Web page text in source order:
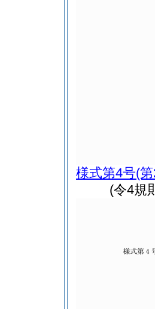
様式第4号(
(令4規